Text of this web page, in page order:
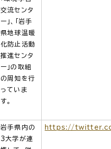
交流センタ
ー」、「岩手
県地球温暖
化防止活動
推進センタ
ー」の取組
の周知を行
っていま
す。
岩手県内の
3大学が連
https://